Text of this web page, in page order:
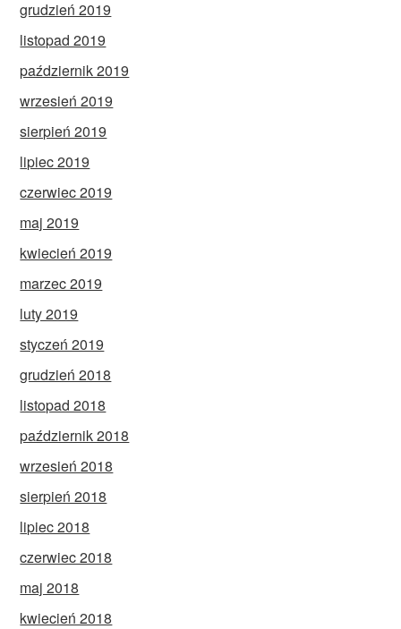
grudzień 2019
listopad 2019
październik 2019
wrzesień 2019
sierpień 2019
lipiec 2019
czerwiec 2019
maj 2019
kwiecień 2019
marzec 2019
luty 2019
styczeń 2019
grudzień 2018
listopad 2018
październik 2018
wrzesień 2018
sierpień 2018
lipiec 2018
czerwiec 2018
maj 2018
kwiecień 2018